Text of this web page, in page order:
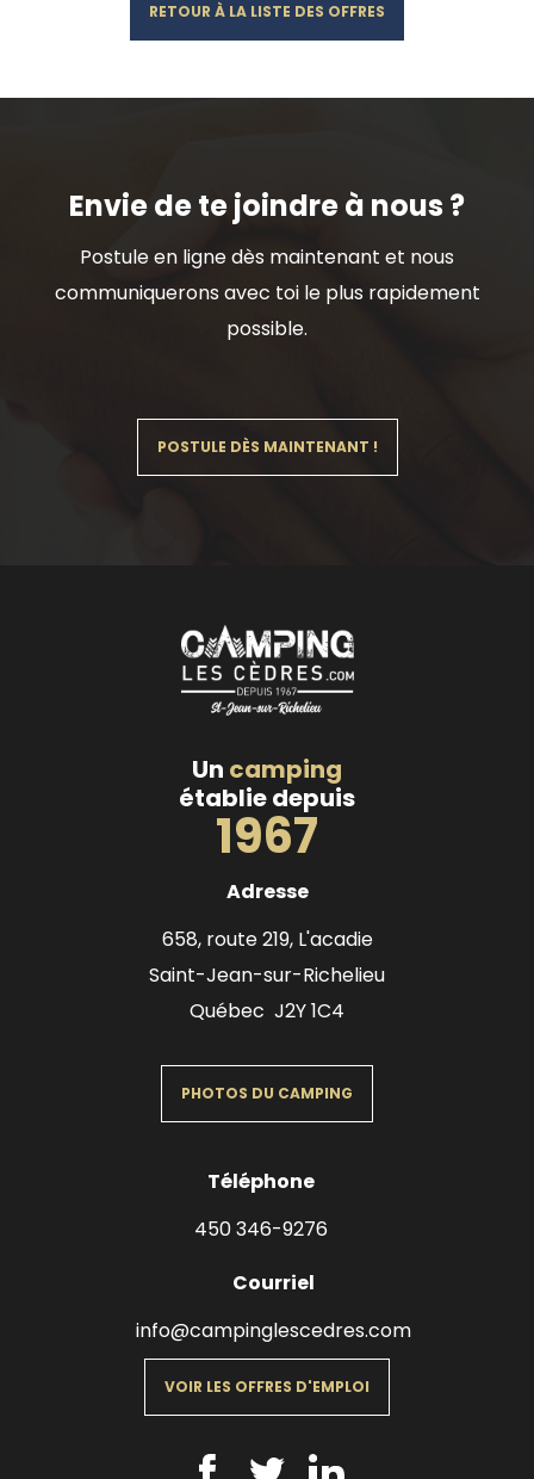
RETOUR À LA LISTE DES OFFRES
Envie de te joindre à nous ?
Postule en ligne dès maintenant et nous
communiquerons avec toi le plus rapidement
possible.
POSTULE DÈS MAINTENANT !
Adresse
658, route 219, L'acadie
Saint-Jean-sur-Richelieu
Québec J2Y 1C4
PHOTOS DU CAMPING
Téléphone
450 346-9276
Courriel
info@campinglescedres.com
Un camping
établie depuis
1967
VOIR LES OFFRES D'EMPLOI